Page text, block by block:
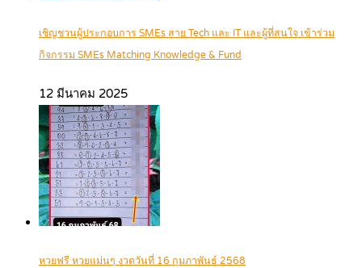
เชิญชวนผู้ประกอบการ SMEs สาย Tech และ IT และผู้ที่สนใจ เข้าร่วม
กิจกรรม SMEs Matching Knowledge & Fund
12 มีนาคม 2025
หวยฟรี หวยแม่นๆ งวดวันที่ 16 กุมภาพันธ์ 2568